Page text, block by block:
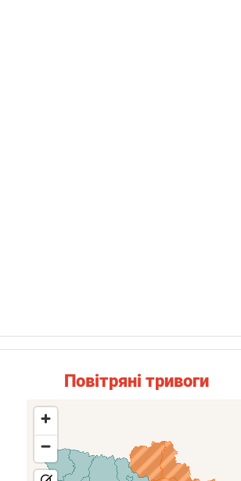
Повітряні тривоги